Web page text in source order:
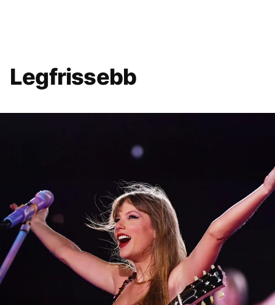
Legfrissebb